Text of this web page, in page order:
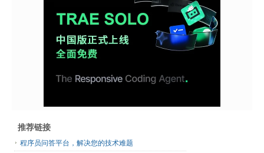
推荐链接
程序员问答平台，解决您的技术难题